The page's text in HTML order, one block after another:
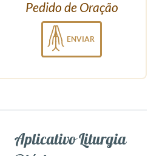
Pedido de Oração
ENVIAR
Aplicativo Liturgia